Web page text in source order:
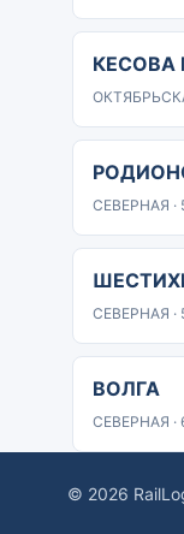
КЕСОВА
СЕВЕРНАЯ ·
СЕВЕРНАЯ ·
ВОЛГА
СЕВЕРНАЯ ·
© 2026